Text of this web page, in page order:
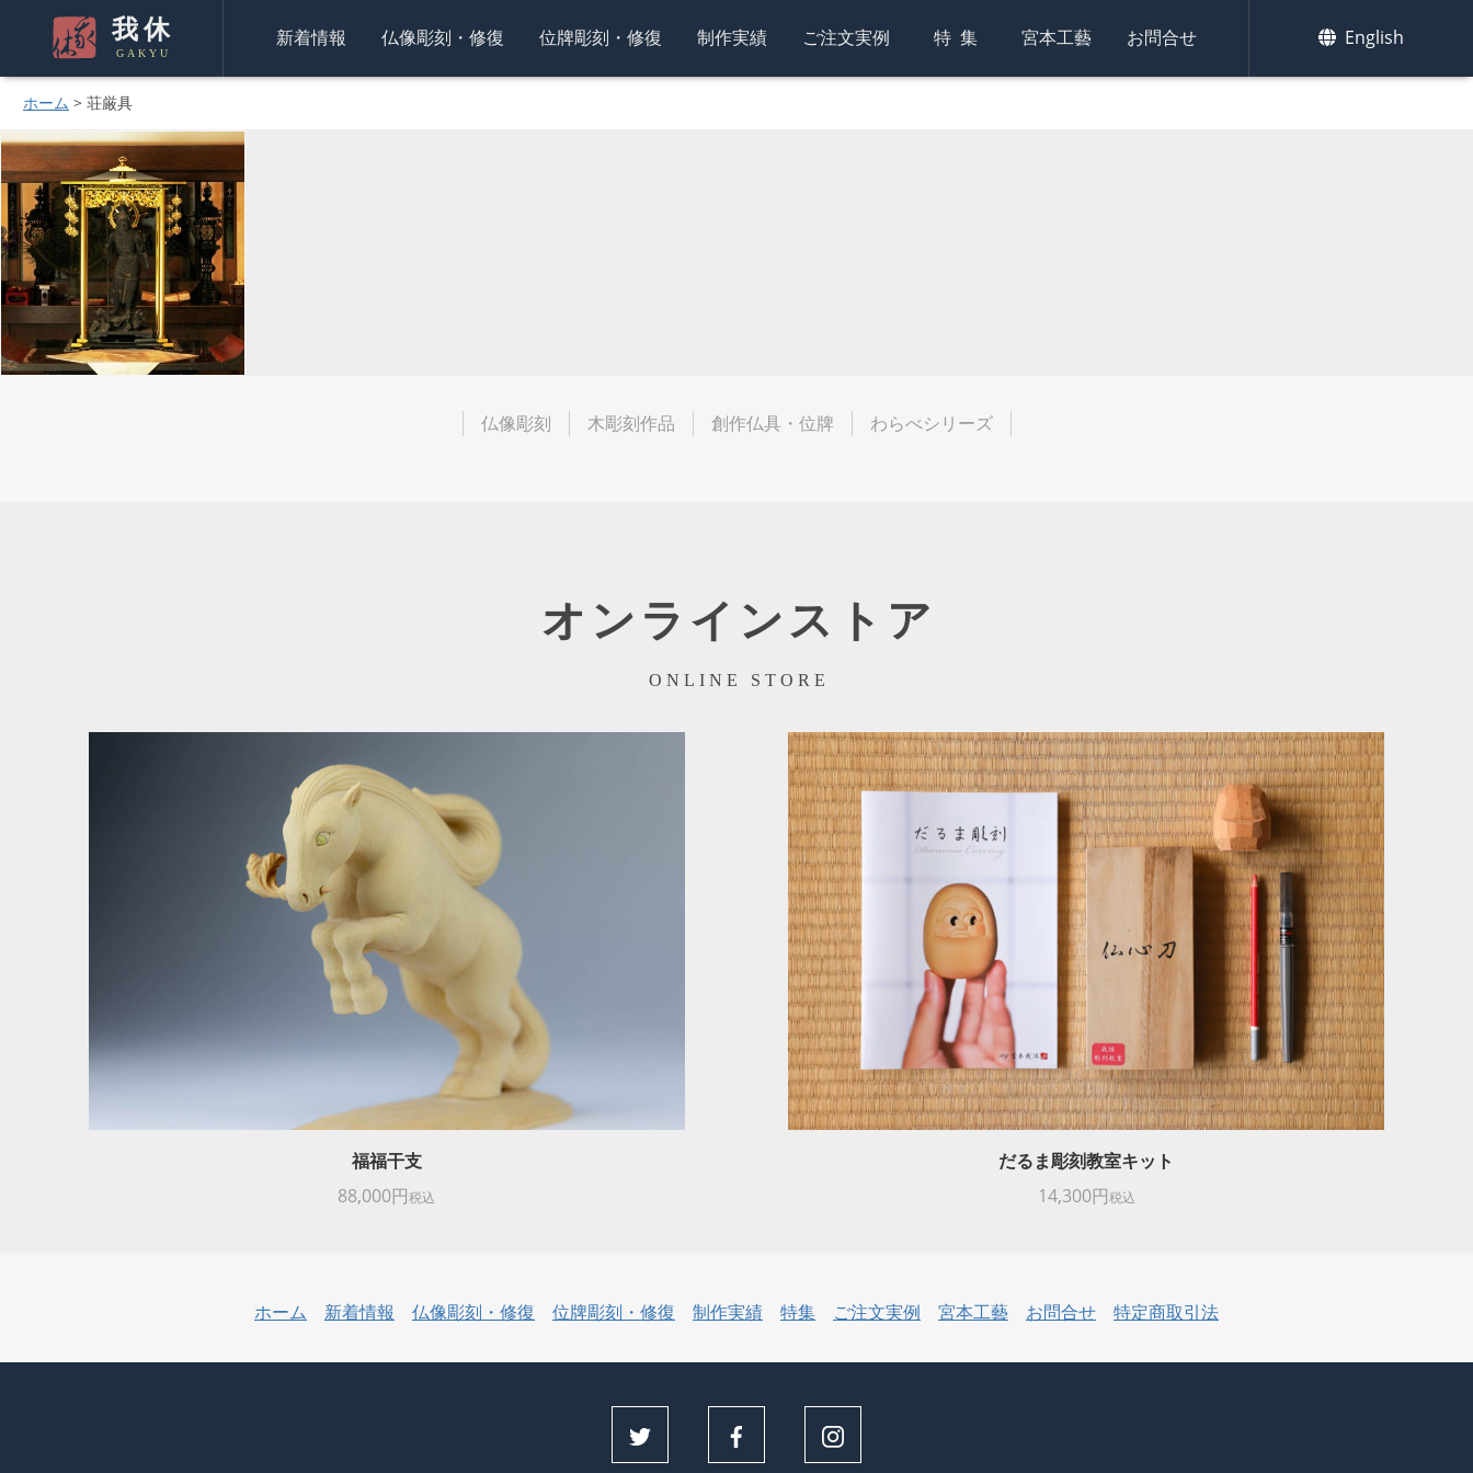
我休
GAKYU
新着情報 仏像彫刻・修復 位牌彫刻・修復 制作実績 ご注文実例 特集 宮本工藝 お問合せ English
ホーム > 荘厳具
仏像彫刻 木彫刻作品 創作仏具・位牌 わらべシリーズ
オンラインストア
ONLINE STORE
福福干支
88,000円税込
だるま彫刻教室キット
14,300円税込
ホーム 新着情報 仏像彫刻・修復 位牌彫刻・修復 制作実績 特集 ご注文実例 宮本工藝 お問合せ 特定商取引法